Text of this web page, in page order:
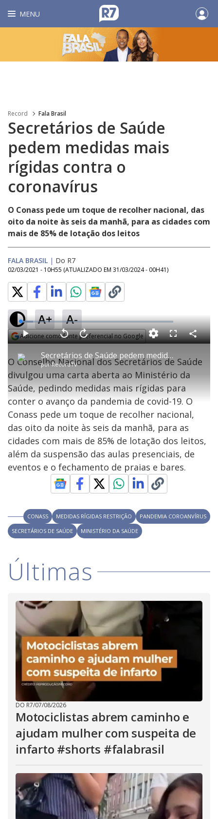
MENU
Record Fala Brasil
Secretários de Saúde
pedem medidas mais
rígidas contra o
coronavírus
O Conass pede um toque de recolher nacional, das
oito da noite às seis da manhã, para as cidades com
mais de 85% de lotação dos leitos
FALA BRASIL | Do R7
02/03/2021 - 10H55 (ATUALIZADO EM 31/03/2024 - 00H41)
A+ A-
Adicione como fonte preferencial no Google
P
l
a
y
V
i
d
e
o
Secretários de Saúde pedem medidas mais rígidas contra o coronavírus
porRecordTV
P V
t
a
r
e
g
n
d
s
A
n
ç
a
r
1
s
e
u
n
d
o
s
M
u
d
o
L
o
a
d
e
.
4
3
%
F
s
c
e
n
C
o
a
r
O Conselho Nacional dos Secretários de Saúde
divulgou uma carta aberta ao Ministério da
Saúde, pedindo medidas mais rígidas para
conter o avanço da pandemia de covid-19. O
Conass pede um toque de recolher nacional,
das oito da noite às seis da manhã, para as
cidades com mais de 85% de lotação dos leitos,
além da suspensão das aulas presenciais, de
eventos e o fechamento de praias e bares.
CONASS MEDIDAS RÍGIDAS RESTRIÇÃO
PANDEMIA COROANVÍRUS
SECRETÁRIOS DE SAÚDE
MINISTÉRIO DA SAÚDE
Últimas
DO R7/07/08/2026
Motociclistas abrem caminho e
ajudam mulher com suspeita de
infarto #shorts #falabrasil